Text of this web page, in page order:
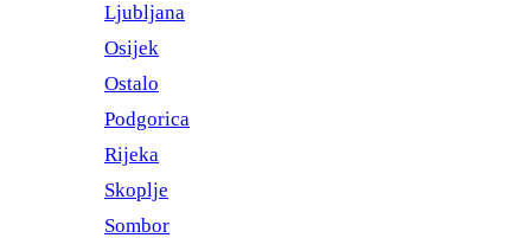
Ljubljana
Osijek
Ostalo
Podgorica
Rijeka
Skoplje
Sombor